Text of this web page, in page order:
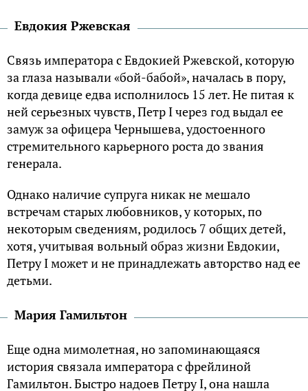
Евдокия Ржевская
Связь императора с Евдокией Ржевской, которую
за глаза называли «бой-бабой», началась в пору,
когда девице едва исполнилось 15 лет. Не питая к
ней серьезных чувств, Петр I через год выдал ее
замуж за офицера Чернышева, удостоенного
стремительного карьерного роста до звания
генерала.
Однако наличие супруга никак не мешало
встречам старых любовников, у которых, по
некоторым сведениям, родилось 7 общих детей,
хотя, учитывая вольный образ жизни Евдокии,
Петру I может и не принадлежать авторство над ее
детьми.
Мария Гамильтон
Еще одна мимолетная, но запоминающаяся
история связала императора с фрейлиной
Гамильтон. Быстро надоев Петру I, она нашла